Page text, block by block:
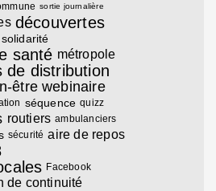
sortie journalière
découvertes
santé métropole
de distribution
être webinaire
séquence quizz
routiers ambulanciers
sécurité aire de repos
Facebook
de continuité